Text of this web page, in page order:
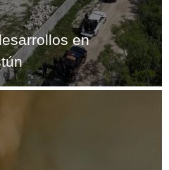
en